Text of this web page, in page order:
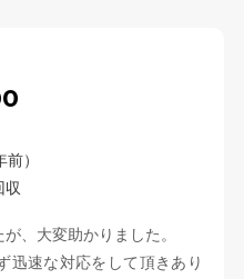
）
収
、大変助かりました。
迅速な対応をして頂きあり